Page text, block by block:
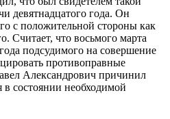
девятнадцатого года. Он
с положительной стороны как
Считает, что восьмого марта
подсудимого на совершение
противоправные
Александрович причинил
состоянии необходимой